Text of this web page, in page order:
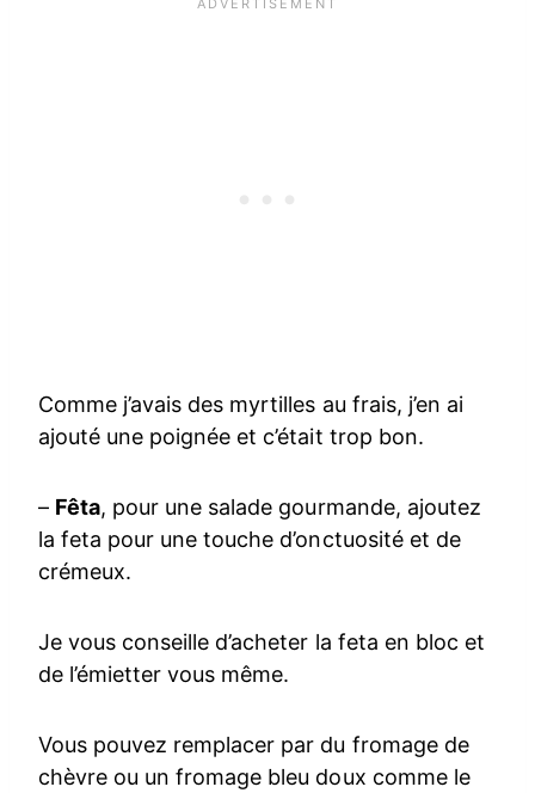
Comme j’avais des myrtilles au frais, j’en ai
ajouté une poignée et c’était trop bon.
– Fêta, pour une salade gourmande, ajoutez
la feta pour une touche d’onctuosité et de
crémeux.
Je vous conseille d’acheter la feta en bloc et
de l’émietter vous même.
Vous pouvez remplacer par du fromage de
chèvre ou un fromage bleu doux comme le